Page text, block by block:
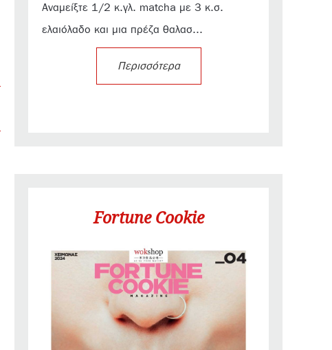
Αναμείξτε 1/2 κ.γλ. matcha με 3 κ.σ.
ελαιόλαδο και μια πρέζα θαλασ...
Περισσότερα
Fortune Cookie